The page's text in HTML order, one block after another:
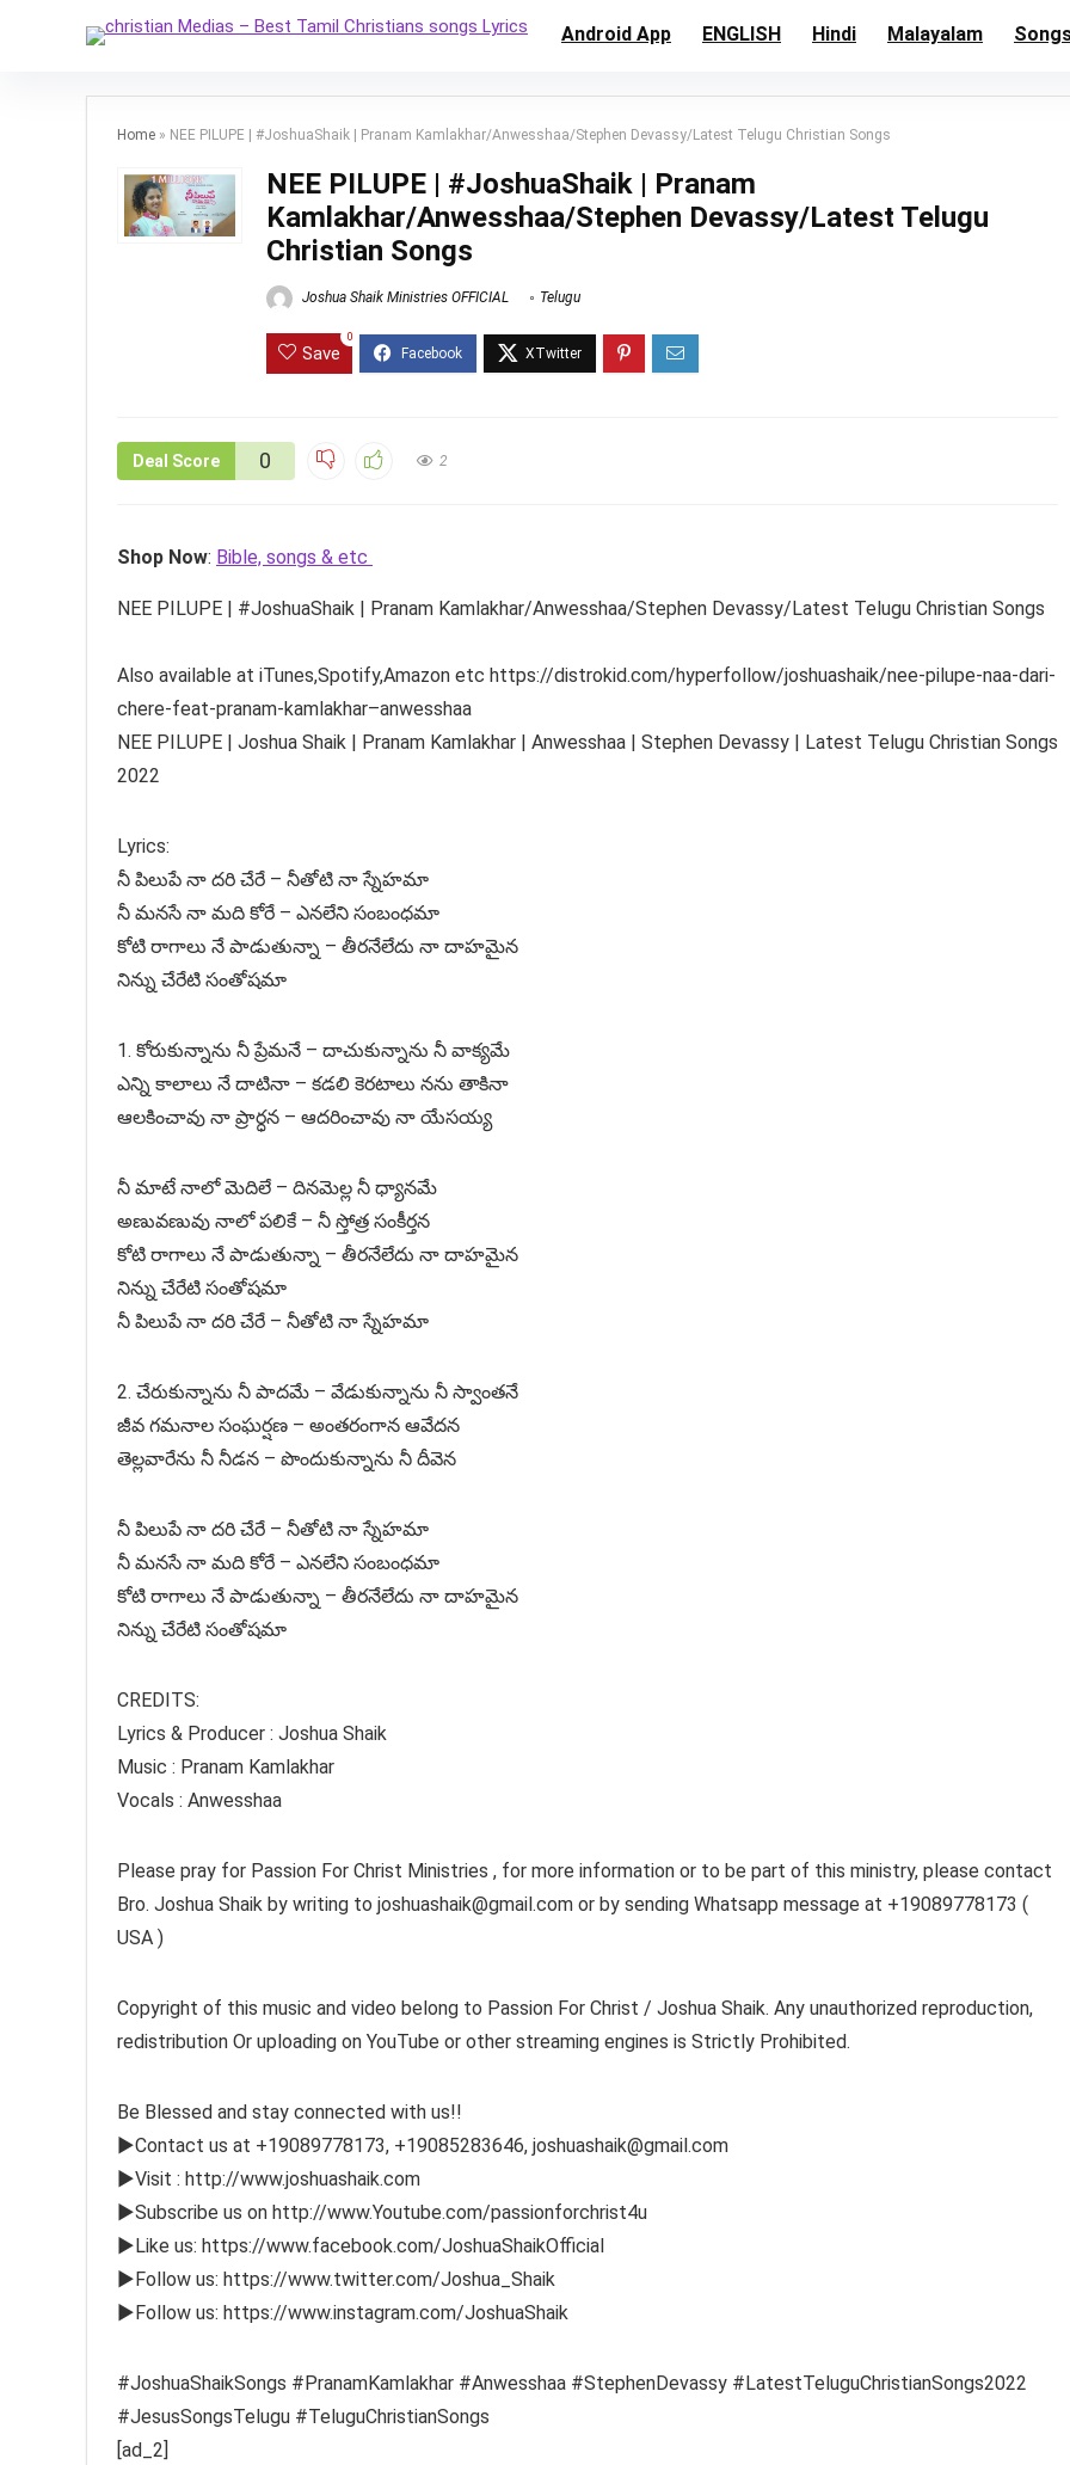
Android App ENGLISH Hindi Malayalam
Home » NEE PILUPE | #JoshuaShaik | Pranam Kamlakhar/Anwesshaa/Stephen Devassy/Latest Telugu Christian Songs
NEE PILUPE | #JoshuaShaik | Pranam
Kamlakhar/Anwesshaa/Stephen Devassy/Latest Telugu
Christian Songs
Joshua Shaik Ministries OFFICIAL Telugu
Save
0
Deal Score 0 2
Shop Now: Bible, songs & etc
NEE PILUPE | #JoshuaShaik | Pranam Kamlakhar/Anwesshaa/Stephen Devassy/Latest Telugu Christian Songs
Also available at iTunes,Spotify,Amazon etc https://distrokid.com/hyperfollow/joshuashaik/nee-pilupe-naa-dari-
chere-feat-pranam-kamlakhar–anwesshaa
NEE PILUPE | Joshua Shaik | Pranam Kamlakhar | Anwesshaa | Stephen Devassy | Latest Telugu Christian Songs
2022
Lyrics:
నీ పిలుపే నా దరి చేరే – నీతోటి నా స్నేహమా
నీ మనసే నా మది కోరే – ఎనలేని సంబంధమా
కోటి రాగాలు నే పాడుతున్నా – తీరనేలేదు నా దాహమైన
నిన్ను చేరేటి సంతోషమా
1. కోరుకున్నాను నీ ప్రేమనే – దాచుకున్నాను నీ వాక్యమే
ఎన్ని కాలాలు నే దాటినా – కడలి కెరటాలు నను తాకినా
ఆలకించావు నా ప్రార్ధన – ఆదరించావు నా యేసయ్య
నీ మాటే నాలో మెదిలే – దినమెల్ల నీ ధ్యానమే
అణువణువు నాలో పలికే – నీ స్తోత్ర సంకీర్తన
కోటి రాగాలు నే పాడుతున్నా – తీరనేలేదు నా దాహమైన
నిన్ను చేరేటి సంతోషమా
నీ పిలుపే నా దరి చేరే – నీతోటి నా స్నేహమా
2. చేరుకున్నాను నీ పాదమే – వేడుకున్నాను నీ స్వాంతనే
జీవ గమనాల సంఘర్షణ – అంతరంగాన ఆవేదన
తెల్లవారేను నీ నీడన – పొందుకున్నాను నీ దీవెన
నీ పిలుపే నా దరి చేరే – నీతోటి నా స్నేహమా
నీ మనసే నా మది కోరే – ఎనలేని సంబంధమా
కోటి రాగాలు నే పాడుతున్నా – తీరనేలేదు నా దాహమైన
నిన్ను చేరేటి సంతోషమా
CREDITS:
Lyrics & Producer : Joshua Shaik
Music : Pranam Kamlakhar
Vocals : Anwesshaa
Please pray for Passion For Christ Ministries , for more information or to be part of this ministry, please contact
Bro. Joshua Shaik by writing to joshuashaik@gmail.com or by sending Whatsapp message at +19089778173 (
USA )
Copyright of this music and video belong to Passion For Christ / Joshua Shaik. Any unauthorized reproduction,
redistribution Or uploading on YouTube or other streaming engines is Strictly Prohibited.
Be Blessed and stay connected with us!!
►Contact us at +19089778173, +19085283646, joshuashaik@gmail.com
►Visit : http://www.joshuashaik.com
►Subscribe us on http://www.Youtube.com/passionforchrist4u
►Like us: https://www.facebook.com/JoshuaShaikOfficial
►Follow us: https://www.twitter.com/Joshua_Shaik
►Follow us: https://www.instagram.com/JoshuaShaik
#JoshuaShaikSongs #PranamKamlakhar #Anwesshaa #StephenDevassy #LatestTeluguChristianSongs2022
#JesusSongsTelugu #TeluguChristianSongs
[ad_2]